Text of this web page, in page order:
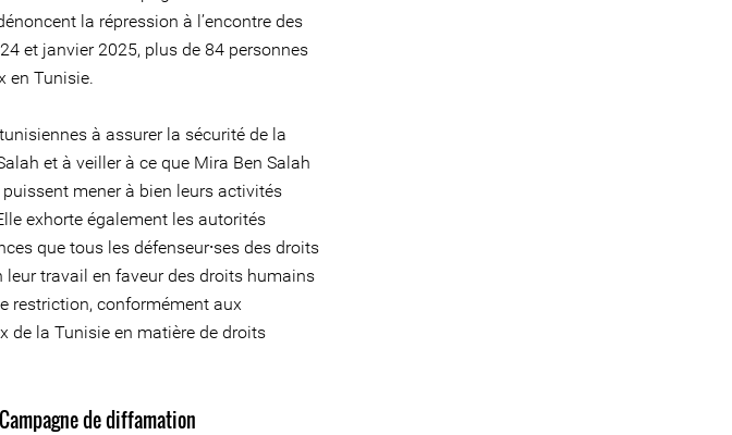
la répression à l’encontre des
et janvier 2025, plus de 84 personnes
en Tunisie.
à assurer la sécurité de la
et à veiller à ce que Mira Ben Salah
puissent mener à bien leurs activités
exhorte également les autorités
que tous les défenseur⸱ses des droits
travail en faveur des droits humains
restriction, conformément aux
de la Tunisie en matière de droits
de diffamation